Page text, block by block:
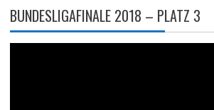
BUNDESLIGAFINALE 2018 – PLATZ 3